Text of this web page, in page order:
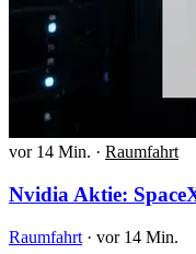
vor 14 Min. · Raumfahrt
Nvidia Aktie:
Raumfahrt · vor 14 Min.